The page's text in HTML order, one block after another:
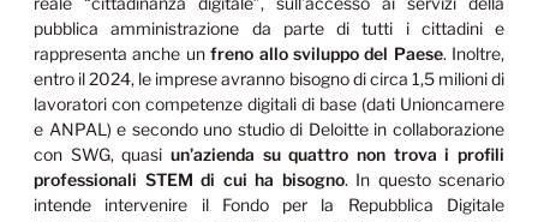
pubblica amministrazione da parte di tutti i cittadini e
rappresenta anche unfreno allo sviluppo del Paese. Inoltre,
entro il 2024, le imprese avranno bisogno di circa 1,5 milioni di
lavoratori con competenze digitali di base (dati Unioncamere
e ANPAL) e secondo uno studio di Deloitte in collaborazione
con SWG, quasi un’azienda su quattro non trova i profili
professionali STEM di cui ha bisogno. In questo scenario
intende intervenire il Fondo per la Repubblica Digitale